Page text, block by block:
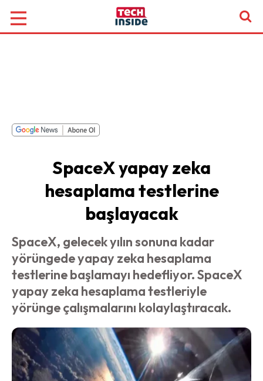
SpaceX yapay zeka
hesaplama testlerine
başlayacak
SpaceX, gelecek yılın sonuna kadar
yörüngede yapay zeka hesaplama
testlerine başlamayı hedefliyor. SpaceX
yapay zeka hesaplama testleriyle
yörünge çalışmalarını kolaylaştıracak.